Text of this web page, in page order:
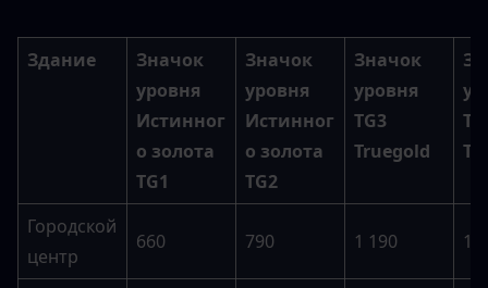
Здание
Значок
уровня
Истинног
о золота
TG1
Значок
уровня
Истинног
о золота
TG2
Значок
уровня
TG3
Truegold
Городской
центр
660 790 1 190 1